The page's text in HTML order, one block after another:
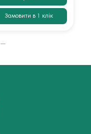
Замовити в 1 клік